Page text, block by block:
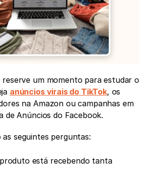
um momento para estudar o
anúncios virais do TikTok, os
na Amazon ou campanhas em
de Anúncios do Facebook.
as seguintes perguntas:
está recebendo tanta